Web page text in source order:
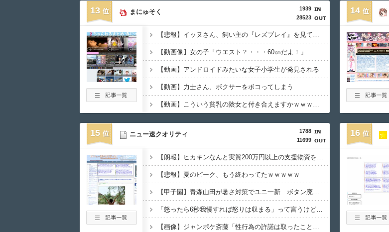
13
1939
28523
まにゅそく
【悲報】イッヌさん、飼い主の『レズプレイ』を見てドン引き・・・
【動画像】女の子「ウエスト？・・・60㎝だよ！」
【動画】アンドロイドみたいな女子小学生が発見される
【動画】力士さん、ボクサーをボコってしまう
【動画】こういう貧乳の陰女と付き合えますかｗｗｗｗｗｗｗ
14
15
1788
11699
ニュー速クオリティ
【朗報】ヒカキンなんと実質200万円以上の支援物資を寄付してしまう・・・
【悲報】夏のピーク、もう終わってたｗｗｗｗｗ
【甲子園】青森山田が暑さ対策でユニ一新 ボタン廃止でTシャツ素材ｗｗｗ
「怒ったら6秒我慢すれば怒りは収まる」って言うけど・・・
【画像】ジャンポケ斎藤「性行為の許諾は取ったことありません」
16